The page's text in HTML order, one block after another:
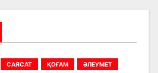
САЯСАТ ҚОҒАМ ӘЛЕУМЕТ